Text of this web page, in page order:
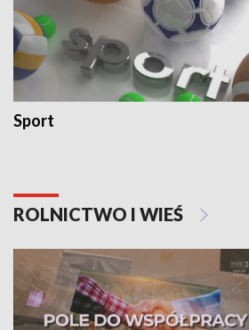
Sport
ROLNICTWO I WIEŚ